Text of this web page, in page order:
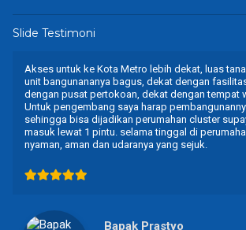
Slide Testimoni
Untuk Perumahan Ganjar Asri Panorama
asri. Untuk akses jalan tolong dirapikan kembali
mobilitas kami untuk keluar masuk tidak terlalu
tinggal di Perumahan saya merasakan nyaman
tidak ada trouble untuk listrik, air dan
PNS